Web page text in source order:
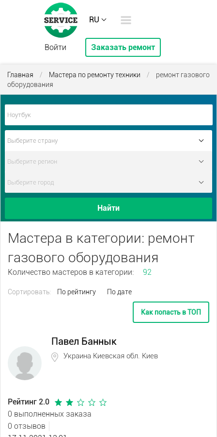
RU
Войти Заказать ремонт
Главная / Мастера по ремонту техники /
ремонт газового
оборудования
Найти
Мастера в категории: ремонт
газового оборудования
Количество мастеров в категории: 92
Сортировать: По рейтингу По дате
Как попасть в ТОП
Павел Баннык
Украина Киевская обл. Киев
Рейтинг 2.0
0 выполненных заказа
0 отзывов